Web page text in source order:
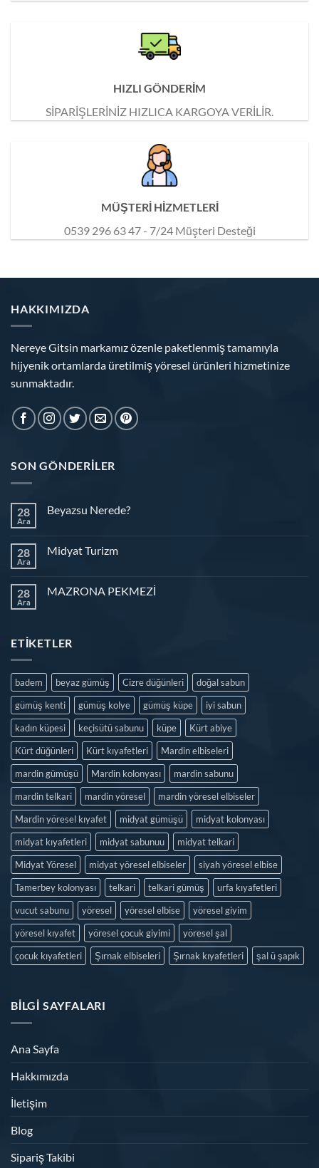
HIZLI GÖNDERİM
SİPARİŞLERİNİZ HIZLICA KARGOYA VERİLİR.
MÜŞTERİ HİZMETLERİ
0539 296 63 47 - 7/24 Müşteri Desteği
HAKKIMIZDA
Nereye Gitsin markamız özenle paketlenmiş tamamıyla
hijyenik ortamlarda üretilmiş yöresel ürünleri hizmetinize
sunmaktadır.
SON GÖNDERILER
28
Ara
Beyazsu Nerede?
28
Ara
Midyat Turizm
28
Ara
MAZRONA PEKMEZİ
ETIKETLER
badem beyaz gümüş Cizre düğünleri
doğal sabun
gümüş kenti
gümüş kolye gümüş küpe
iyi sabun
kadın küpesi
keçisütü sabunu küpe
Kürt abiye
Kürt düğünleri
Kürt kıyafetleri
Mardin elbiseleri
mardin gümüşü
Mardin kolonyası
mardin sabunu
mardin telkari
mardin yöresel
mardin yöresel elbiseler
Mardin yöresel kıyafet
midyat gümüşü
midyat kolonyası
midyat kıyafetleri
midyat sabunuu
midyat telkari
Midyat Yöresel
midyat yöresel elbiseler
siyah yöresel elbise
Tamerbey kolonyası
telkari telkari gümüş
urfa kıyafetleri
vucut sabunu
yöresel yöresel elbise
yöresel giyim
yöresel kıyafet
yöresel çocuk giyimi
yöresel şal
çocuk kıyafetleri
Şırnak elbiseleri Şırnak kıyafetleri şal ü şapık
BILGI SAYFALARI
Ana Sayfa
Hakkımızda
İletişim
Blog
Sipariş Takibi